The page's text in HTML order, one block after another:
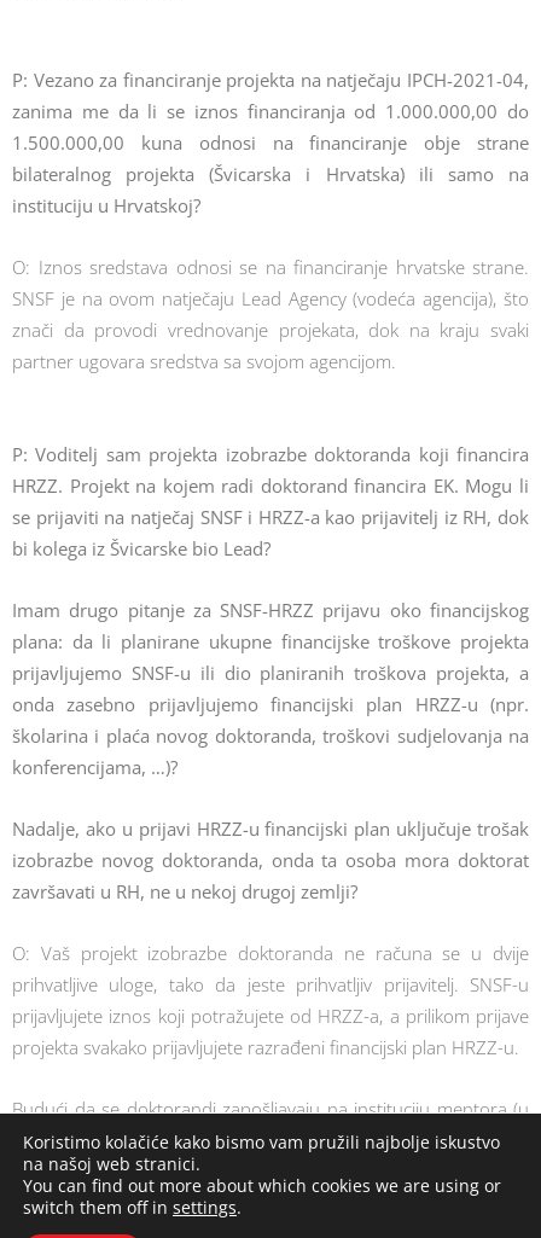
P: Vezano za financiranje projekta na natječaju IPCH-2021-04,
zanima me da li se iznos financiranja od 1.000.000,00 do
1.500.000,00 kuna odnosi na financiranje obje strane
bilateralnog projekta (Švicarska i Hrvatska) ili samo na
instituciju u Hrvatskoj?
O: Iznos sredstava odnosi se na financiranje hrvatske strane.
SNSF je na ovom natječaju Lead Agency (vodeća agencija), što
znači da provodi vrednovanje projekata, dok na kraju svaki
partner ugovara sredstva sa svojom agencijom.
P: Voditelj sam projekta izobrazbe doktoranda koji financira
HRZZ. Projekt na kojem radi doktorand financira EK. Mogu li
se prijaviti na natječaj SNSF i HRZZ-a kao prijavitelj iz RH, dok
bi kolega iz Švicarske bio Lead?
Imam drugo pitanje za SNSF-HRZZ prijavu oko financijskog
plana: da li planirane ukupne financijske troškove projekta
prijavljujemo SNSF-u ili dio planiranih troškova projekta, a
onda zasebno prijavljujemo financijski plan HRZZ-u (npr.
školarina i plaća novog doktoranda, troškovi sudjelovanja na
konferencijama, …)?
Nadalje, ako u prijavi HRZZ-u financijski plan uključuje trošak
izobrazbe novog doktoranda, onda ta osoba mora doktorat
završavati u RH, ne u nekoj drugoj zemlji?
O: Vaš projekt izobrazbe doktoranda ne računa se u dvije
prihvatljive uloge, tako da jeste prihvatljiv prijavitelj. SNSF-u
prijavljujete iznos koji potražujete od HRZZ-a, a prilikom prijave
projekta svakako prijavljujete razrađeni financijski plan HRZZ-u.
Budući da se doktorandi zapošljavaju na instituciju mentora (u
ovom slučaju voditelja projekta) očekuje se da će doktorand veći
dio svog rada i istraživanja provesti na ustanovi na kojoj je
zaposlen, budući da Zaklada toj ustanovi isplaćuje sredstva za
Koristimo kolačiće kako bismo vam pružili najbolje iskustvo
na našoj web stranici.
You can find out more about which cookies we are using or
switch them off in settings.